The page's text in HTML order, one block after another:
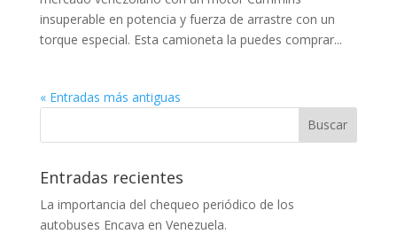
insuperable en potencia y fuerza de arrastre con un
torque especial. Esta camioneta la puedes comprar...
« Entradas más antiguas
Entradas recientes
La importancia del chequeo periódico de los
autobuses Encava en Venezuela.